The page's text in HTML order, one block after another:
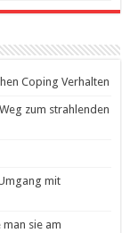
Coping Verhalten
zum strahlenden
mit
man sie am